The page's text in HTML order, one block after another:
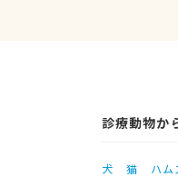
診療動物か
犬 猫 ハム